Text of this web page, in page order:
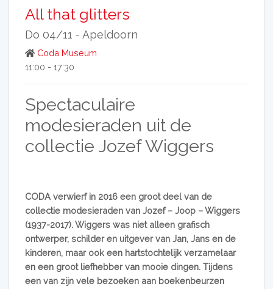
All that glitters
Do 04/11 - Apeldoorn
Coda Museum
11:00 - 17:30
Spectaculaire
modesieraden uit de
collectie Jozef Wiggers
CODA verwierf in 2016 een groot deel van de
collectie modesieraden van Jozef – Joop – Wiggers
(1937-2017). Wiggers was niet alleen grafisch
ontwerper, schilder en uitgever van Jan, Jans en de
kinderen, maar ook een hartstochtelijk verzamelaar
en een groot liefhebber van mooie dingen. Tijdens
een van zijn vele bezoeken aan boekenbeurzen